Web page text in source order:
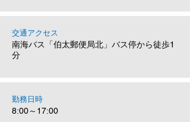
交通アクセス
南海バス「伯太郵便局北」バス停から徒歩1
分
勤務日時
8:00～17:00